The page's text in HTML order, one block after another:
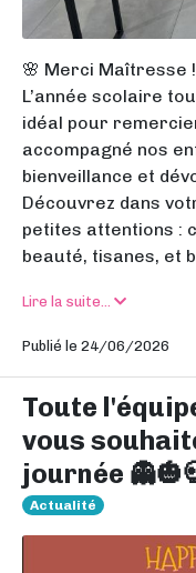
🌸 Merci Maîtresse !
L’année scolaire
idéal pour
accompagné nos
bienveillance et
Découvrez dans
petites attentions :
beauté, tisanes, et
Lire la suite...
Publié le 24/06/2026
Toute
vous
journée
Actualité